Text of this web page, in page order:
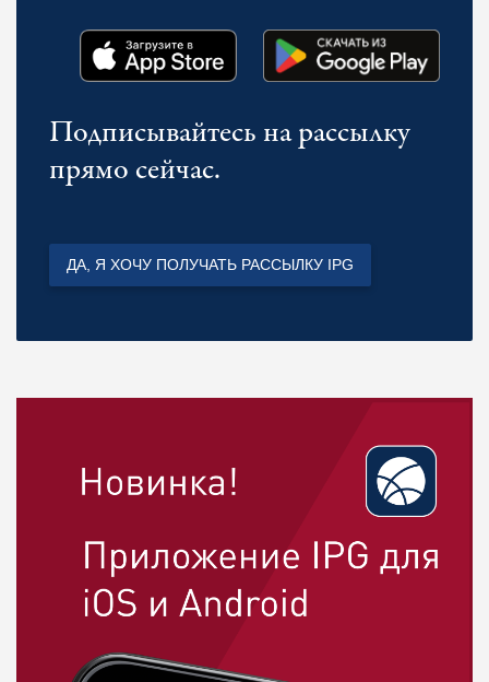
Подписывайтесь на рассылку
прямо сейчас.
ДА, Я ХОЧУ ПОЛУЧАТЬ РАССЫЛКУ IPG